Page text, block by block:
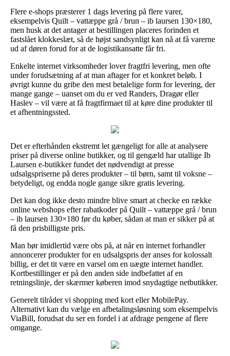
Flere e-shops præsterer 1 dags levering på flere varer,
eksempelvis Quilt – vattæppe grå / brun – ib laursen 130×180,
men husk at det antager at bestillingen placeres forinden et
fastslået klokkeslæt, så de højst sandsynligt kan nå at få varerne
ud af døren forud for at de logistikansatte får fri.
Enkelte internet virksomheder lover fragtfri levering, men ofte
under forudsætning af at man aftager for et konkret beløb. I
øvrigt kunne du gribe den mest betalelige form for levering, der
mange gange – uanset om du er ved Randers, Dragør eller
Haslev – vil være at få fragtfirmaet til at køre dine produkter til
et afhentningssted.
Det er efterhånden ekstremt let gængeligt for alle at analysere
priser på diverse online butikker, og til gengæld har utallige Ib
Laursen e-butikker fundet det nødvendigt at presse
udsalgspriserne på deres produkter – til børn, samt til voksne –
betydeligt, og endda nogle gange sikre gratis levering.
Det kan dog ikke desto mindre blive smart at checke en række
online webshops efter rabatkoder på Quilt – vattæppe grå / brun
– ib laursen 130×180 før du køber, sådan at man er sikker på at
få den prisbilligste pris.
Man bør imidlertid være obs på, at når en internet forhandler
annoncerer produkter for en udsalgspris der anses for kolossalt
billig, er det tit være en varsel om en uægte internet handler.
Kortbestillinger er på den anden side indbefattet af en
retningslinje, der skærmer køberen imod snydagtige netbutikker.
Generelt tilråder vi shopping med kort eller MobilePay.
Alternativt kan du vælge en afbetalingsløsning som eksempelvis
ViaBill, forudsat du ser en fordel i at afdrage pengene af flere
omgange.